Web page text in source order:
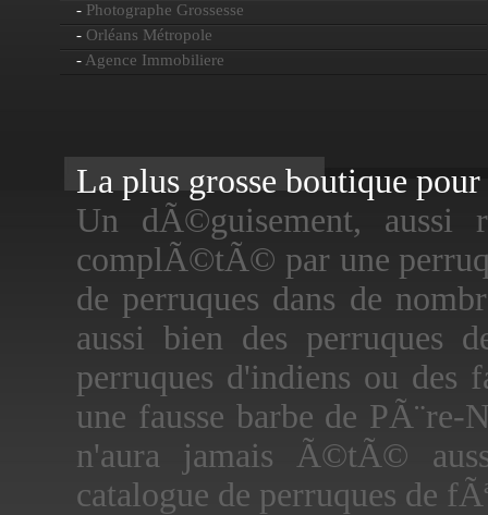
- Photographe Grossesse
- Orléans Métropole
- Agence Immobiliere
La plus grosse boutique
Un dÃ©guisement, aussi
complÃ©tÃ© par une
de perruques dans de
aussi bien des perruques
perruques d'indiens ou des
une fausse barbe de
n'aura jamais Ã©tÃ©
catalogue de perruques de